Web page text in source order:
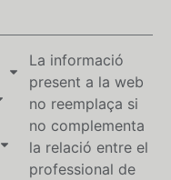
La informació
present a la web
no reemplaça si
no complementa
la relació entre el
professional de